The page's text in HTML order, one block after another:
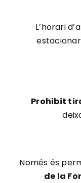
L’horari
estacionar
Prohibit
Només és
de la